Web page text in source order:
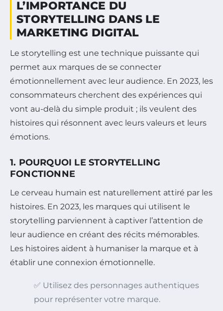
L’IMPORTANCE DU
STORYTELLING DANS LE
MARKETING DIGITAL
Le storytelling est une technique puissante qui
permet aux marques de se connecter
émotionnellement avec leur audience. En 2023, les
consommateurs cherchent des expériences qui
vont au-delà du simple produit ; ils veulent des
histoires qui résonnent avec leurs valeurs et leurs
émotions.
1. POURQUOI LE STORYTELLING
FONCTIONNE
Le cerveau humain est naturellement attiré par les
histoires. En 2023, les marques qui utilisent le
storytelling parviennent à captiver l’attention de
leur audience en créant des récits mémorables.
Les histoires aident à humaniser la marque et à
établir une connexion émotionnelle.
✅ Utilisez des personnages authentiques
pour représenter votre marque.